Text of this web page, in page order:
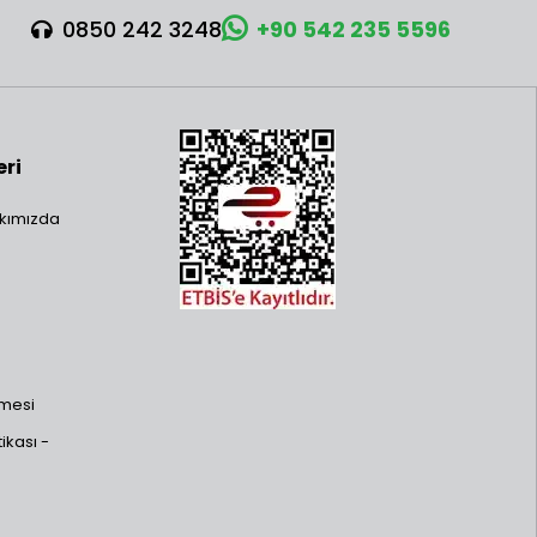
0850 242 3248 +90 542 235 5596
-